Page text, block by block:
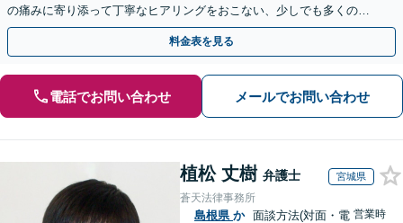
の痛みに寄り添って丁寧なヒアリングをおこない、少しでも多くの返
金が得られるよう尽力します！
料金表を見る
電話でお問い合わせ メールでお問い合わせ
植松 丈樹 弁護士 宮城県
蒼天法律事務所
島根県 か 面談方法(対面・電 営業時